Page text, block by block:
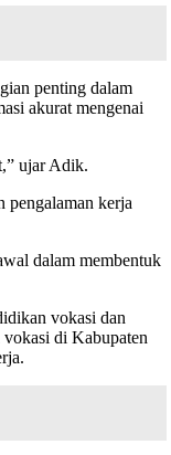
penting dalam
akurat mengenai
ujar Adik.
pengalaman kerja
dalam membentuk
vokasi dan
vokasi di Kabupaten